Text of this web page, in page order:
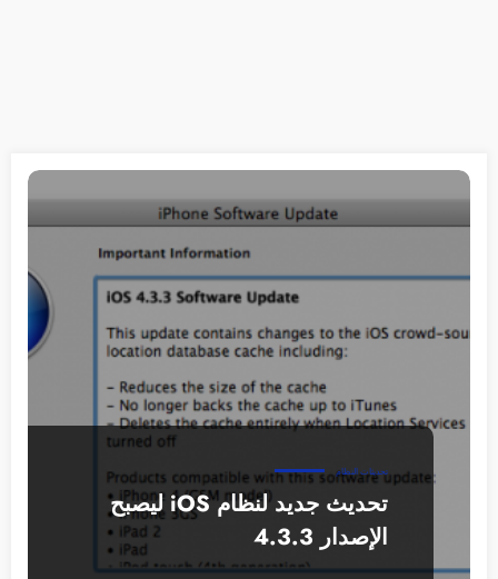
تحديثات النظام
تحديث جديد لنظام iOS ليصبح
الإصدار 4.3.3